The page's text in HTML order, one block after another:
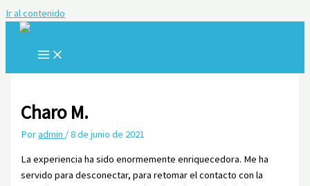
Ir al contenido
Charo M.
Poradmin /8 de junio de 2021
La experiencia ha sido enormemente enriquecedora. Me ha
servido para desconectar, para retomar el contacto con la